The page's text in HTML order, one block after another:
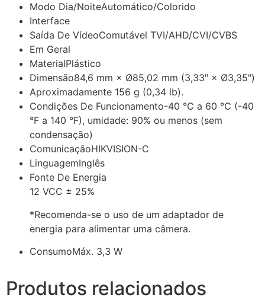
Modo Dia/NoiteAutomático/Colorido
Interface
Saída De VídeoComutável TVI/AHD/CVI/CVBS
Em Geral
MaterialPlástico
Dimensão84,6 mm × Ø85,02 mm (3,33″ × Ø3,35″)
Aproximadamente 156 g (0,34 lb).
Condições De Funcionamento-40 °C a 60 °C (-40
°F a 140 °F), umidade: 90% ou menos (sem
condensação)
ComunicaçãoHIKVISION-C
LinguagemInglês
Fonte De Energia
12 VCC ± 25%
*Recomenda-se o uso de um adaptador de
energia para alimentar uma câmera.
ConsumoMáx. 3,3 W
Produtos relacionados